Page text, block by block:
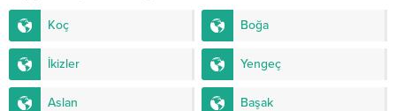
hayatındaki gelişmeler ve mistik
enerjiler bugünün ana temaları
arasında yer...
Koç Boğa
İkizler Yengeç
Aslan Başak